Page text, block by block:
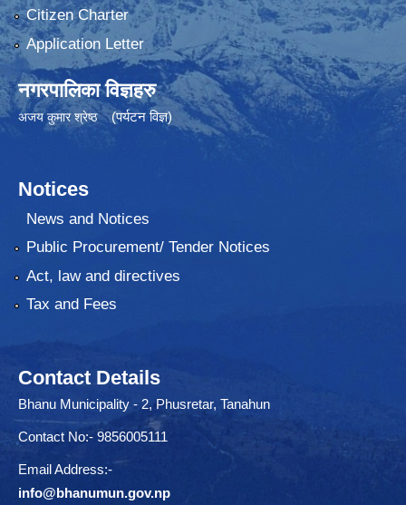
Citizen Charter
Application Letter
नगरपालिका विज्ञहरु
अजय कुमार श्रेष्ठ (पर्यटन विज्ञ)
Notices
News and Notices
Public Procurement/ Tender Notices
Act, law and directives
Tax and Fees
Contact Details
Bhanu Municipality - 2, Phusretar, Tanahun
Contact No:- 9856005111
Email Address:-
info@bhanumun.gov.np